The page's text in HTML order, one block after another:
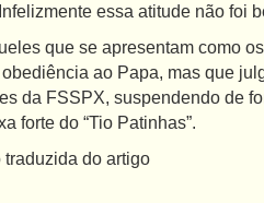
essa atitude não foi
que se apresentam como
ao Papa, mas que
da FSSPX, suspendendo de
forte do “Tio Patinhas”.
do artigo